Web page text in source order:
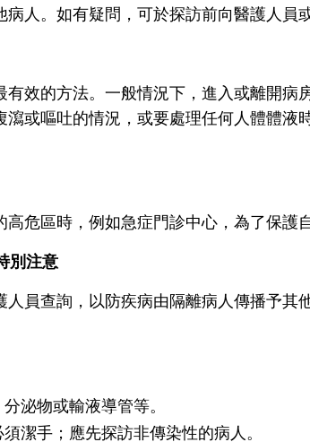
人。如有疑問，可於探訪前向醫護人員
效的方法。一般情況下，進入或離開
瀉或嘔吐的情況，或要處理任何人體體
危區時，例如急症門診中心，為了保護
別注意
員查詢，以防疾病由隔離病人傳播予
泌物或輸液導管等。
潔手；應先探訪非傳染性的病人。